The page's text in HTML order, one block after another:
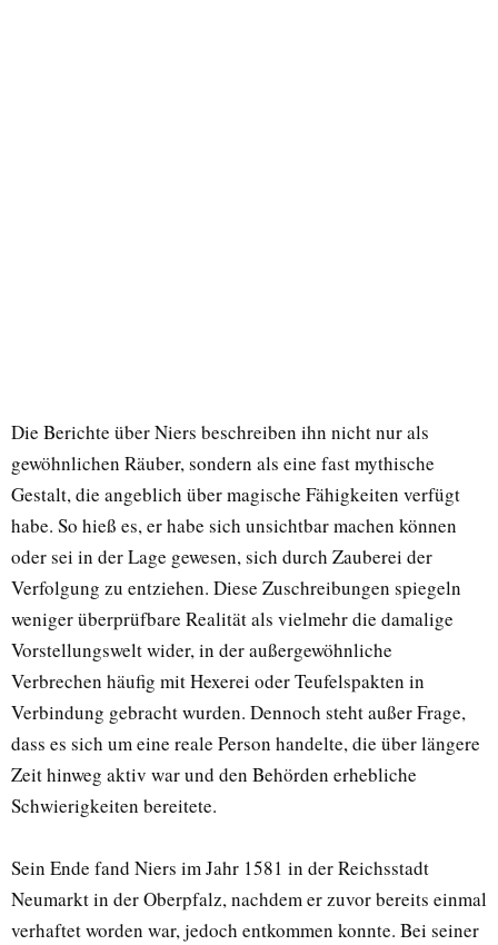
Die Berichte über Niers beschreiben ihn nicht nur als
gewöhnlichen Räuber, sondern als eine fast mythische
Gestalt, die angeblich über magische Fähigkeiten verfügt
habe. So hieß es, er habe sich unsichtbar machen können
oder sei in der Lage gewesen, sich durch Zauberei der
Verfolgung zu entziehen. Diese Zuschreibungen spiegeln
weniger überprüfbare Realität als vielmehr die damalige
Vorstellungswelt wider, in der außergewöhnliche
Verbrechen häufig mit Hexerei oder Teufelspakten in
Verbindung gebracht wurden. Dennoch steht außer Frage,
dass es sich um eine reale Person handelte, die über längere
Zeit hinweg aktiv war und den Behörden erhebliche
Schwierigkeiten bereitete.
Sein Ende fand Niers im Jahr 1581 in der Reichsstadt
Neumarkt in der Oberpfalz, nachdem er zuvor bereits einmal
verhaftet worden war, jedoch entkommen konnte. Bei seiner